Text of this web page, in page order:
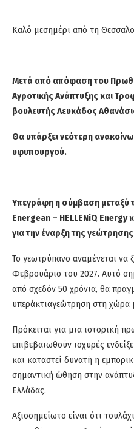
Καλό μεσημέρι από τη
Μετά από απόφαση του
Αγροτικής Ανάπτυξης και
βουλευτής Λευκάδος
Θα υπάρξει νεότερη
υφυπουργού.
Υπεγράφη η σύμβαση μεταξύ
Energean – HELLENiQ Energy
για την έναρξη της
Το γεωτρύπανο αναμένεται να
Φεβρουάριο του 2027. Αυτό
από σχεδόν 50 χρόνια, θα
υπεράκτιαγεώτρηση στη χώρα
Πρόκειται για μια ιστορική
επιβεβαιωθούν ισχυρές
και καταστεί δυνατή η
σημαντική ώθηση στην
Ελλάδας.
Αξιοσημείωτο είναι ότι